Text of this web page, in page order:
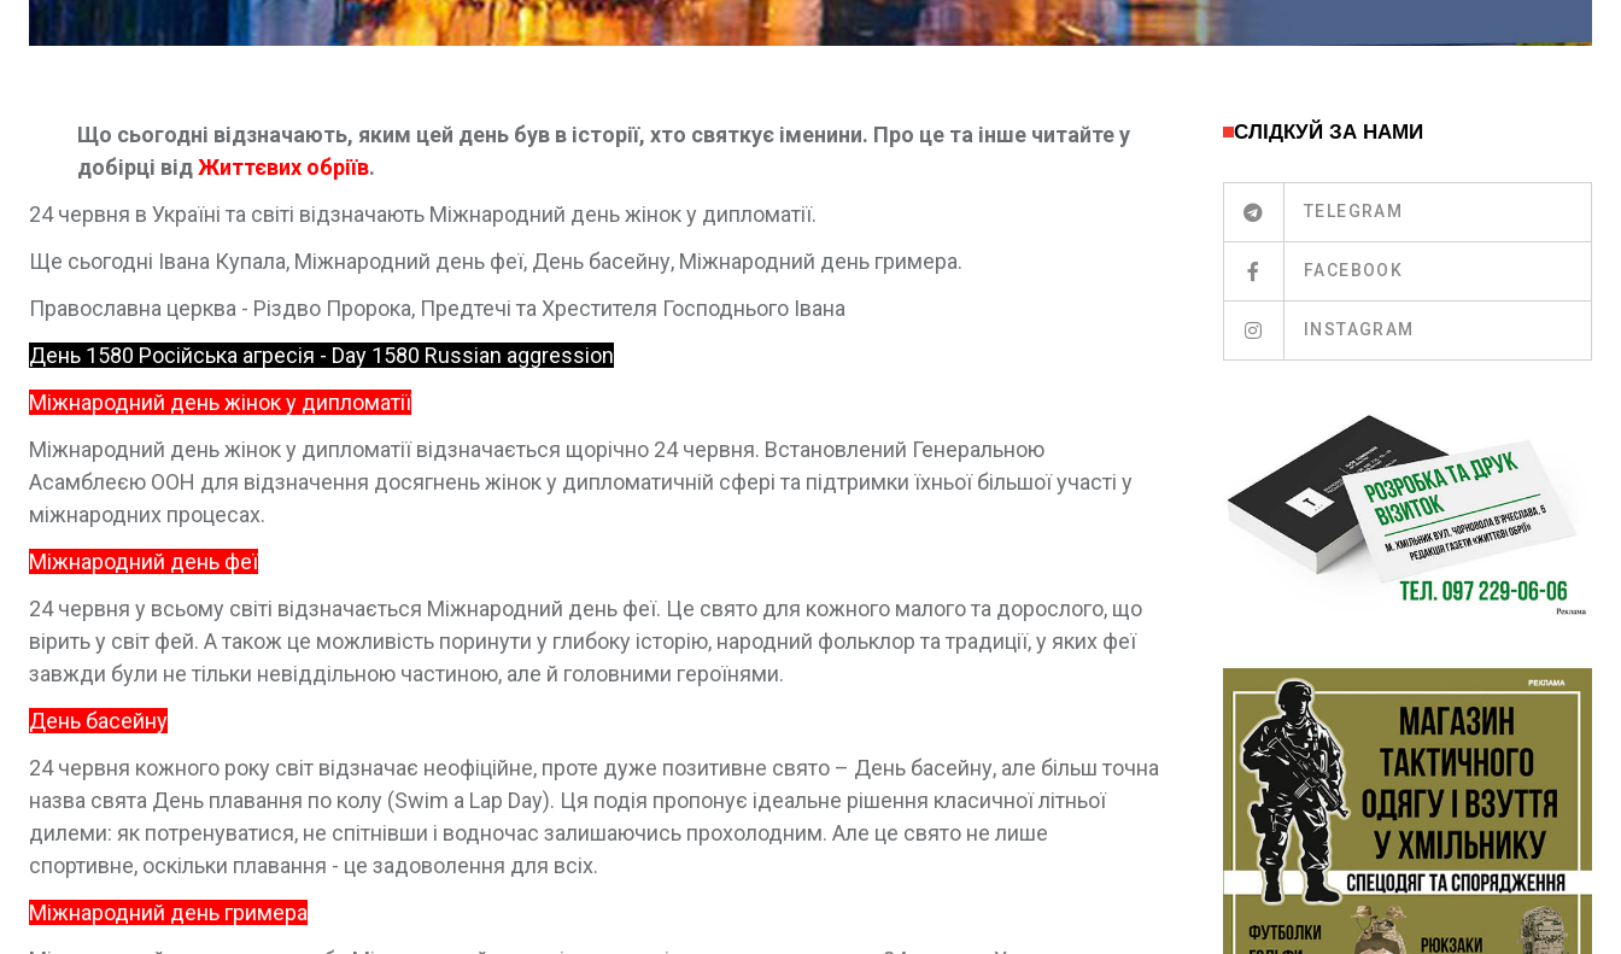
Що сьогодні відзначають, яким цей день був в історії, хто святкує іменини. Про це та інше читайте у
добірці відЖиттєвих обріїв.
24 червня в Україні та світі відзначають Міжнародний день жінок у дипломатії.
Ще сьогодні Івана Купала, Міжнародний день феї, День басейну, Міжнародний день гримера.
Православна церква - Різдво Пророка, Предтечі та Хрестителя Господнього Івана
День 1580 Російська агресія - Day 1580 Russian aggression
Міжнародний день жінок у дипломатії
Міжнародний день жінок у дипломатії відзначається щорічно 24 червня. Встановлений Генеральною
Асамблеєю ООН для відзначення досягнень жінок у дипломатичній сфері та підтримки їхньої більшої участі у
міжнародних процесах.
Міжнародний день феї
24 червня у всьому світі відзначається Міжнародний день феї. Це свято для кожного малого та дорослого, що
вірить у світ фей. А також це можливість поринути у глибоку історію, народний фольклор та традиції, у яких феї
завжди були не тільки невіддільною частиною, але й головними героїнями.
День басейну
24 червня кожного року світ відзначає неофіційне, проте дуже позитивне свято – День басейну, але більш точна
назва свята День плавання по колу (Swim a Lap Day). Ця подія пропонує ідеальне рішення класичної літньої
дилеми: як потренуватися, не спітнівши і водночас залишаючись прохолодним. Але це свято не лише
спортивне, оскільки плавання - це задоволення для всіх.
Міжнародний день гримера
СЛІДКУЙ ЗА НАМИ
TELEGRAM
FACEBOOK
INSTAGRAM